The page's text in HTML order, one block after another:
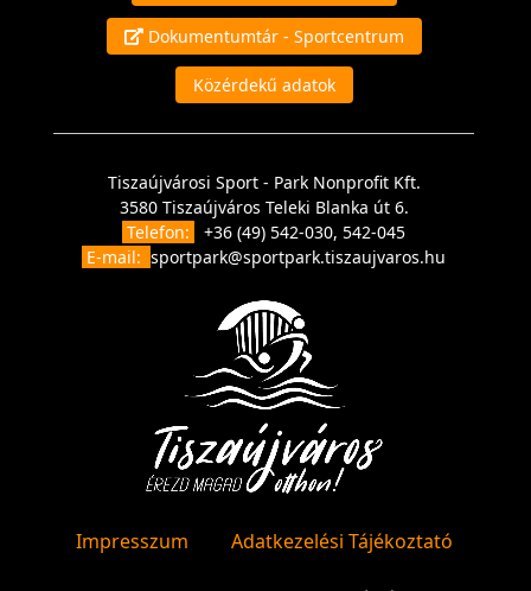
Dokumentumtár - Sportcentrum
Közérdekű adatok
Tiszaújvárosi Sport - Park Nonprofit Kft.
3580 Tiszaújváros Teleki Blanka út 6.
Telefon:
+36 (49) 542-030, 542-045
E-mail: sportpark@sportpark.tiszaujvaros.hu
Impresszum Adatkezelési Tájékoztató